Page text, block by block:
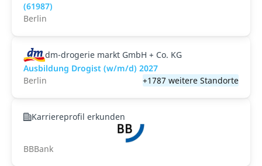
(61987)
Berlin
dm-drogerie markt GmbH + Co. KG
Ausbildung Drogist (w/m/d) 2027
Berlin
+1787 weitere Standorte
Karriereprofil erkunden
BBBank